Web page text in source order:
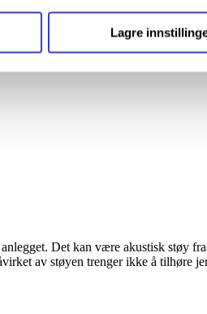
informasjonskapsler og
Informasjonskapsler (Cookies)
Lagre
Det kan være akustisk støy
av støyen trenger ikke å tilhøre